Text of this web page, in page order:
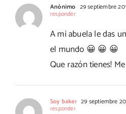
Anónimo 29 septiembre
responder
A mi abuela le das
el mundo 😀 😀 😀
Que razón tienes!
Soy baker 29 septiembre
responder